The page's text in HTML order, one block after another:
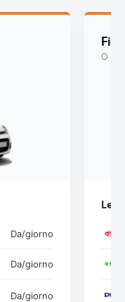
Da/giorno
Da/giorno
Da/giorno
O
Le